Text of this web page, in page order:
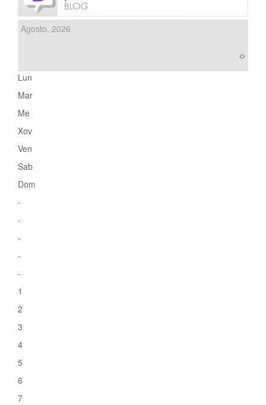
Agosto, 2026
Lun
Mar
Me
Xov
Ven
Sab
Dom
-
-
-
-
-
1
2
3
4
5
6
7